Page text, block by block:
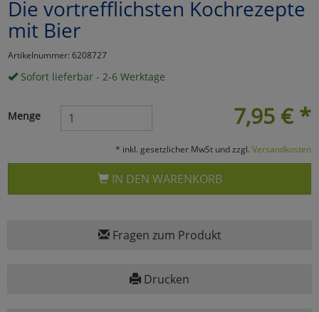
Die vortrefflichsten Kochrezepte
mit Bier
Artikelnummer: 6208727
Sofort lieferbar - 2-6 Werktage
7,95 € *
Menge
* inkl. gesetzlicher MwSt und zzgl. Versandkosten
IN DEN WARENKORB
Fragen zum Produkt
Drucken
Marketing
Cookies
Einstellungen speichern
zurückzu Haupptseite